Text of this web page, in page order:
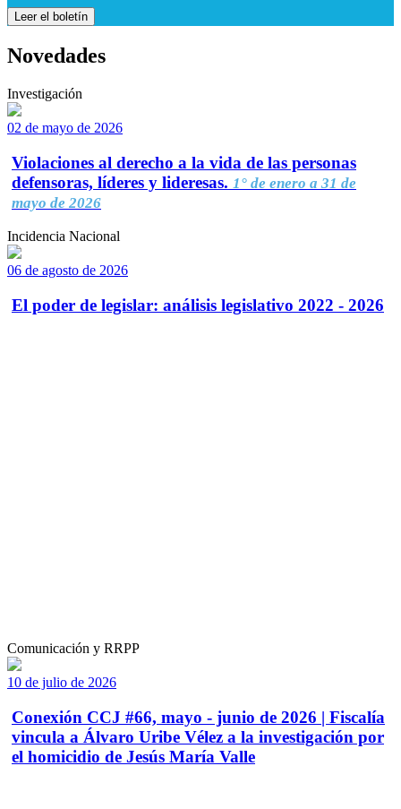
Leer el boletín
Novedades
Investigación
02 de mayo de 2026
Violaciones al derecho a la vida de las personas
defensoras, líderes y lideresas. 1° de enero a 31 de
mayo de 2026
Incidencia Nacional
06 de agosto de 2026
El poder de legislar: análisis legislativo 2022 - 2026
Comunicación y RRPP
10 de julio de 2026
Conexión CCJ #66, mayo - junio de 2026 | Fiscalía
vincula a Álvaro Uribe Vélez a la investigación por
el homicidio de Jesús María Valle